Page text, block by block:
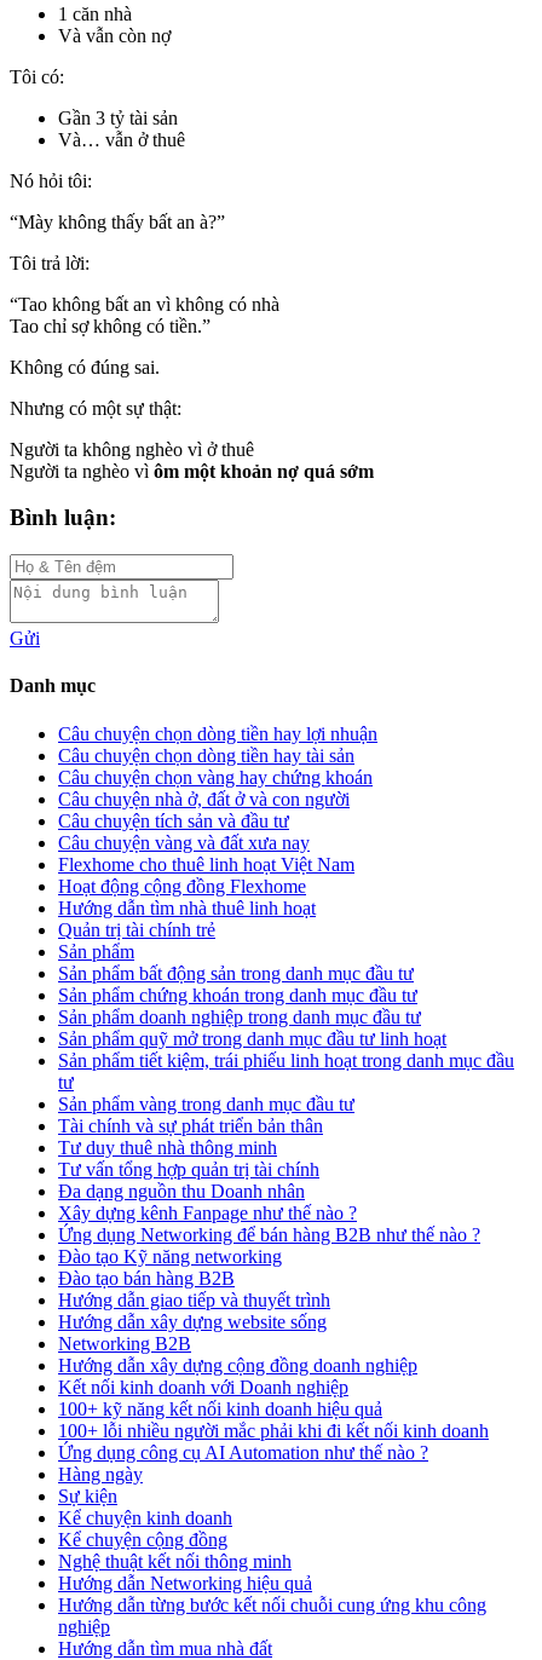
1 căn nhà
Và vẫn còn nợ
Tôi có:
Gần 3 tỷ tài sản
Và… vẫn ở thuê
Nó hỏi tôi:
“Mày không thấy bất an à?”
Tôi trả lời:
“Tao không bất an vì không có nhà
Tao chỉ sợ không có tiền.”
Không có đúng sai.
Nhưng có một sự thật:
Người ta không nghèo vì ở thuê
Người ta nghèo vì ôm một khoản nợ quá sớm
Bình luận:
Gửi
Danh mục
Câu chuyện chọn dòng tiền hay lợi nhuận
Câu chuyện chọn dòng tiền hay tài sản
Câu chuyện chọn vàng hay chứng khoán
Câu chuyện nhà ở, đất ở và con người
Câu chuyện tích sản và đầu tư
Câu chuyện vàng và đất xưa nay
Flexhome cho thuê linh hoạt Việt Nam
Hoạt động cộng đồng Flexhome
Hướng dẫn tìm nhà thuê linh hoạt
Quản trị tài chính trẻ
Sản phẩm
Sản phẩm bất động sản trong danh mục đầu tư
Sản phẩm chứng khoán trong danh mục đầu tư
Sản phẩm doanh nghiệp trong danh mục đầu tư
Sản phẩm quỹ mở trong danh mục đầu tư linh hoạt
Sản phẩm tiết kiệm, trái phiếu linh hoạt trong danh mục đầu
tư
Sản phẩm vàng trong danh mục đầu tư
Tài chính và sự phát triển bản thân
Tư duy thuê nhà thông minh
Tư vấn tổng hợp quản trị tài chính
Đa dạng nguồn thu Doanh nhân
Xây dựng kênh Fanpage như thế nào ?
Ứng dụng Networking để bán hàng B2B như thế nào ?
Đào tạo Kỹ năng networking
Đào tạo bán hàng B2B
Hướng dẫn giao tiếp và thuyết trình
Hướng dẫn xây dựng website sống
Networking B2B
Hướng dẫn xây dựng cộng đồng doanh nghiệp
Kết nối kinh doanh với Doanh nghiệp
100+ kỹ năng kết nối kinh doanh hiệu quả
100+ lỗi nhiều người mắc phải khi đi kết nối kinh doanh
Ứng dụng công cụ AI Automation như thế nào ?
Hàng ngày
Sự kiện
Kể chuyện kinh doanh
Kể chuyện cộng đồng
Nghệ thuật kết nối thông minh
Hướng dẫn Networking hiệu quả
Hướng dẫn từng bước kết nối chuỗi cung ứng khu công
nghiệp
Hướng dẫn tìm mua nhà đất